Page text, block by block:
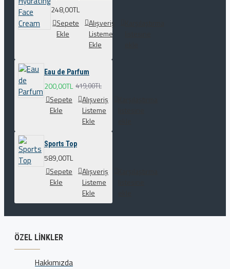
248,00TL
Sepete
Ekle
Alışveriş
Listeme
Ekle
Eau de Parfum
200,00TL 419,00TL
Sepete
Ekle
Alışveriş
Listeme
Ekle
Sports Top
589,00TL
Sepete
Ekle
Alışveriş
Listeme
Ekle
ÖZEL LINKLER
Hakkımızda